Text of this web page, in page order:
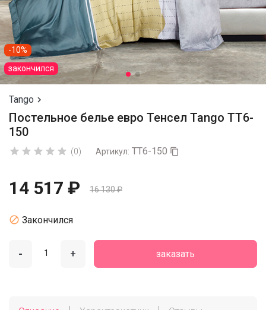
-10%
закончился
Tango 
Постельное белье евро Тенсел Tango TT6-
150
     (0) Артикул: TT6-150 
14 517 ₽ 16 130 ₽
 Закончился
- + заказать